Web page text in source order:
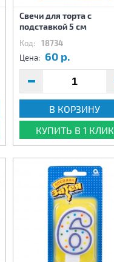
Свечи для торта с
подставкой 5 см
Код: 18734
Цена: 60 р.
В КОРЗИНУ
КУПИТЬ В 1 КЛИК